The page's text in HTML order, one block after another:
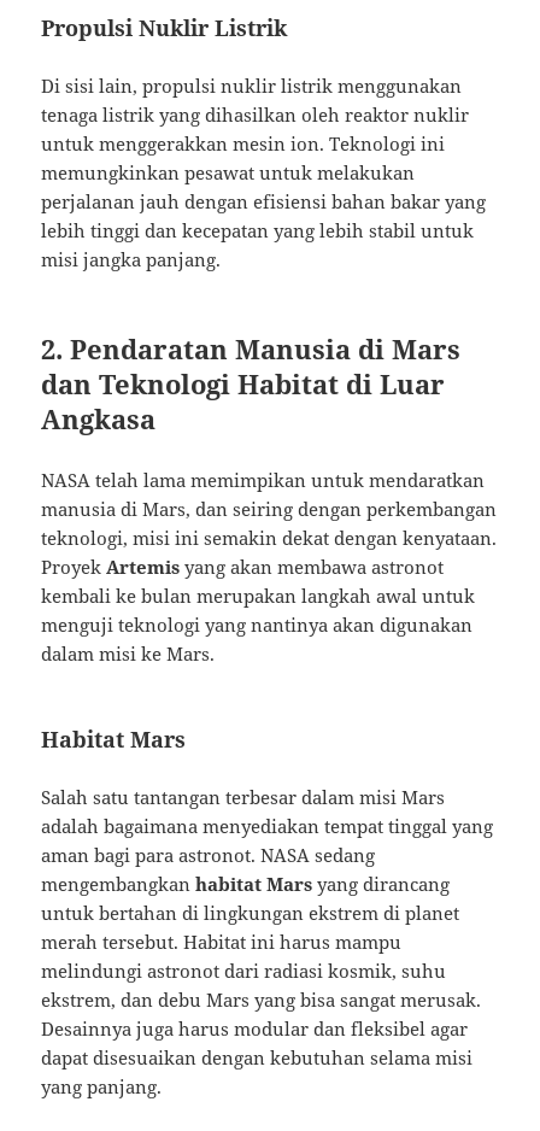
Propulsi Nuklir Listrik
Di sisi lain, propulsi nuklir listrik menggunakan
tenaga listrik yang dihasilkan oleh reaktor nuklir
untuk menggerakkan mesin ion. Teknologi ini
memungkinkan pesawat untuk melakukan
perjalanan jauh dengan efisiensi bahan bakar yang
lebih tinggi dan kecepatan yang lebih stabil untuk
misi jangka panjang.
2. Pendaratan Manusia di Mars
dan Teknologi Habitat di Luar
Angkasa
NASA telah lama memimpikan untuk mendaratkan
manusia di Mars, dan seiring dengan perkembangan
teknologi, misi ini semakin dekat dengan kenyataan.
ProyekArtemis yang akan membawa astronot
kembali ke bulan merupakan langkah awal untuk
menguji teknologi yang nantinya akan digunakan
dalam misi ke Mars.
Habitat Mars
Salah satu tantangan terbesar dalam misi Mars
adalah bagaimana menyediakan tempat tinggal yang
aman bagi para astronot. NASA sedang
mengembangkanhabitat Mars yang dirancang
untuk bertahan di lingkungan ekstrem di planet
merah tersebut. Habitat ini harus mampu
melindungi astronot dari radiasi kosmik, suhu
ekstrem, dan debu Mars yang bisa sangat merusak.
Desainnya juga harus modular dan fleksibel agar
dapat disesuaikan dengan kebutuhan selama misi
yang panjang.